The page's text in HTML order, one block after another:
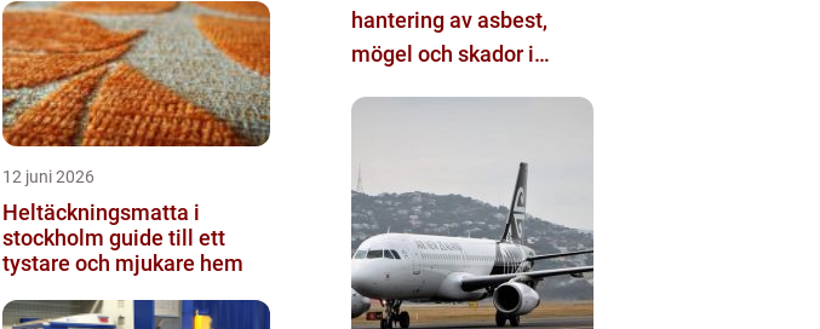
12 juni 2026
Heltäckningsmatta i
stockholm guide till ett
tystare och mjukare hem
hantering av asbest,
mögel och skador i